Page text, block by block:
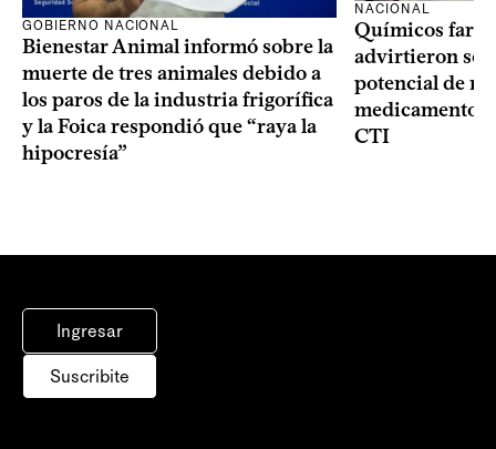
GOBIERNO NACIONAL
Bienestar Animal informó sobre la
muerte de tres animales debido a
los paros de la industria frigorífica
y la Foica respondió que “raya la
hipocresía”
NACIONAL
Químicos
advirtieron
potencial de
medicamentos
CTI
Ingresar
Suscribite